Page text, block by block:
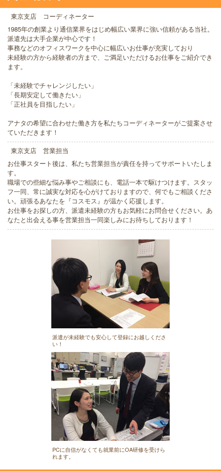
東京支店 コーディネーター
1985年の創業より通信業界をはじめ幅広い業界に強い信頼がある当社。
派遣先は大手企業が中心です！
事務などのオフィスワークを中心に幅広いお仕事が充実しており
未経験の方から経験者の方まで、ご満足いただけるお仕事をご紹介でき
ます。
「未経験でチャレンジしたい」
「長期安定して働きたい」
「正社員を目指したい」
アナタの希望に合わせた働き方を私たちコーディネーターがご提案させ
ていただきます！
東京支店 営業担当
お仕事スタート後は、私たち営業担当が責任を持ってサポートいたしま
す。
職場での些細な悩み事やご相談にも、電話一本で駆けつけます。スタッ
フ一同、常に誠実な対応を心がけておりますので、何でもご相談くださ
い。頑張るあなたを『コスモス』が温かく応援します。
お仕事をお探しの方、派遣未経験の方もお気軽にお問合せください。あ
なたと出会える事を営業担当一同楽しみにお待ちしております！
派遣が未経験でも安心して登録にお越しくださ
い！
PCに自信がなくても就業前にOA研修を受けら
れます。